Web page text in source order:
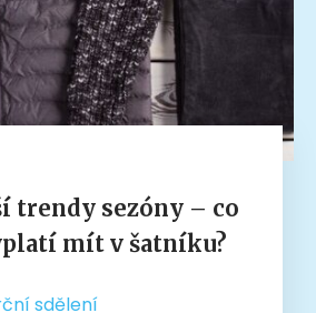
trendy sezóny – co
mít v šatníku?
sdělení